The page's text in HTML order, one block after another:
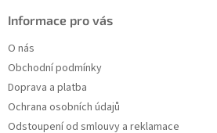
u
Informace pro vás
O nás
Obchodní podmínky
Doprava a platba
Ochrana osobních údajů
Odstoupení od smlouvy a reklamace